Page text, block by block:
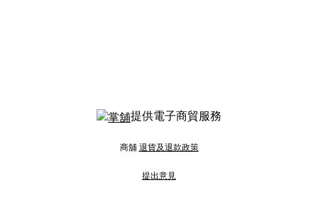
提供電子商貿服務
商舖 退貨及退款政策
提出意見